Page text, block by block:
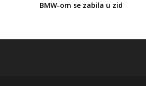
BMW-om se zabila u zid